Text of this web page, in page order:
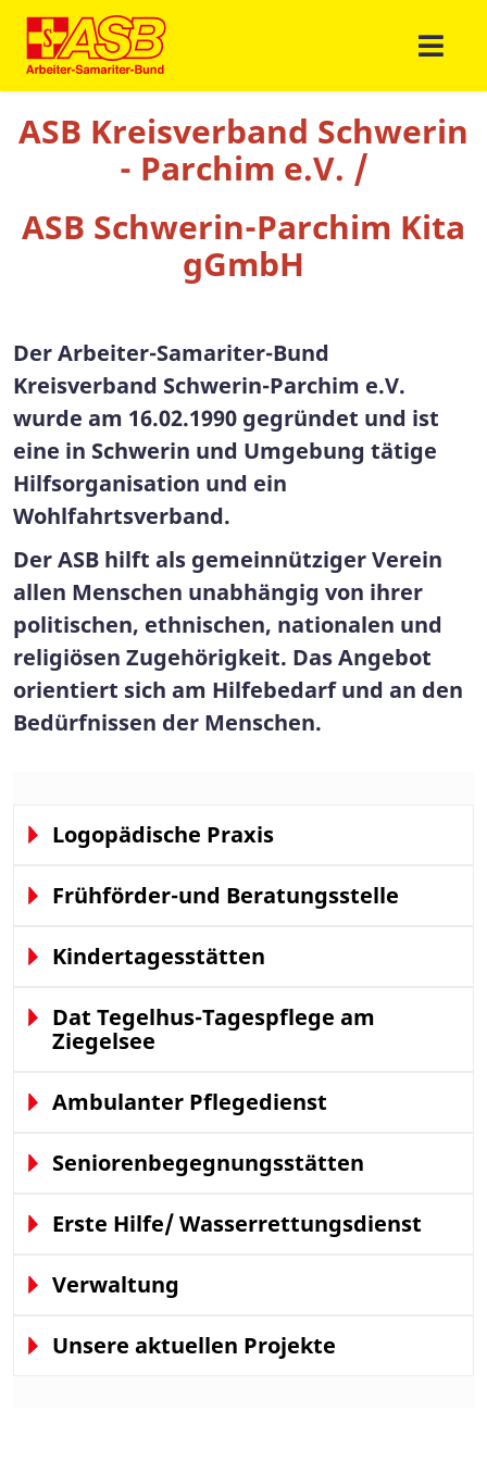
ASB Kreisverband Schwerin
- Parchim e.V. /
ASB Schwerin-Parchim Kita
gGmbH
Der Arbeiter-Samariter-Bund
Kreisverband Schwerin-Parchim e.V.
wurde am 16.02.1990 gegründet und ist
eine in Schwerin und Umgebung tätige
Hilfsorganisation und ein
Wohlfahrtsverband.
Der ASB hilft als gemeinnütziger Verein
allen Menschen unabhängig von ihrer
politischen, ethnischen, nationalen und
religiösen Zugehörigkeit. Das Angebot
orientiert sich am Hilfebedarf und an den
Bedürfnissen der Menschen.
Logopädische Praxis
Frühförder-und Beratungsstelle
Kindertagesstätten
Dat Tegelhus-Tagespflege am
Ziegelsee
Ambulanter Pflegedienst
Seniorenbegegnungsstätten
Erste Hilfe/ Wasserrettungsdienst
Verwaltung
Unsere aktuellen Projekte